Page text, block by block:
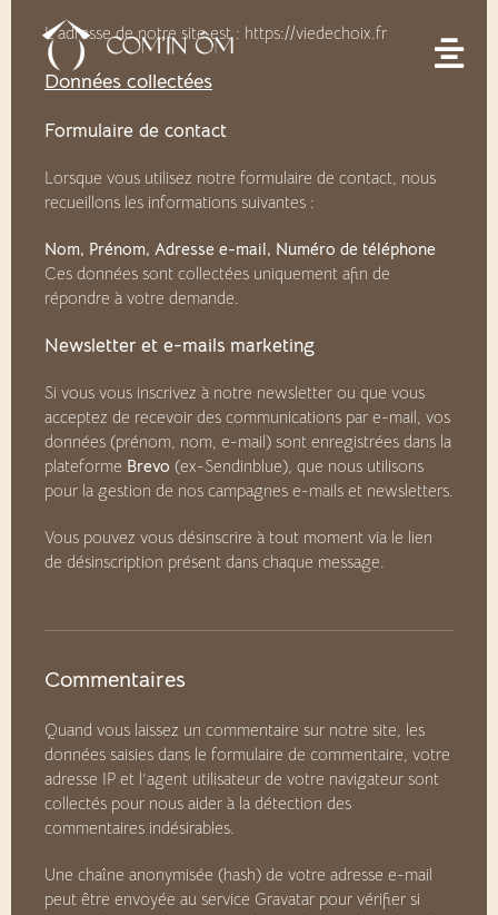
L’adresse de notre site est : https://viedechoix.fr
Données collectées
Formulaire de contact
Lorsque vous utilisez notre formulaire de contact, nous
recueillons les informations suivantes :
Nom, Prénom, Adresse e-mail, Numéro de téléphone
Ces données sont collectées uniquement afin de
répondre à votre demande.
Newsletter et e-mails marketing
Si vous vous inscrivez à notre newsletter ou que vous
acceptez de recevoir des communications par e-mail, vos
données (prénom, nom, e-mail) sont enregistrées dans la
plateforme Brevo (ex-Sendinblue), que nous utilisons
pour la gestion de nos campagnes e-mails et newsletters.
Vous pouvez vous désinscrire à tout moment via le lien
de désinscription présent dans chaque message.
Commentaires
Quand vous laissez un commentaire sur notre site, les
données saisies dans le formulaire de commentaire, votre
adresse IP et l’agent utilisateur de votre navigateur sont
collectés pour nous aider à la détection des
commentaires indésirables.
Une chaîne anonymisée (hash) de votre adresse e-mail
peut être envoyée au service Gravatar pour vérifier si